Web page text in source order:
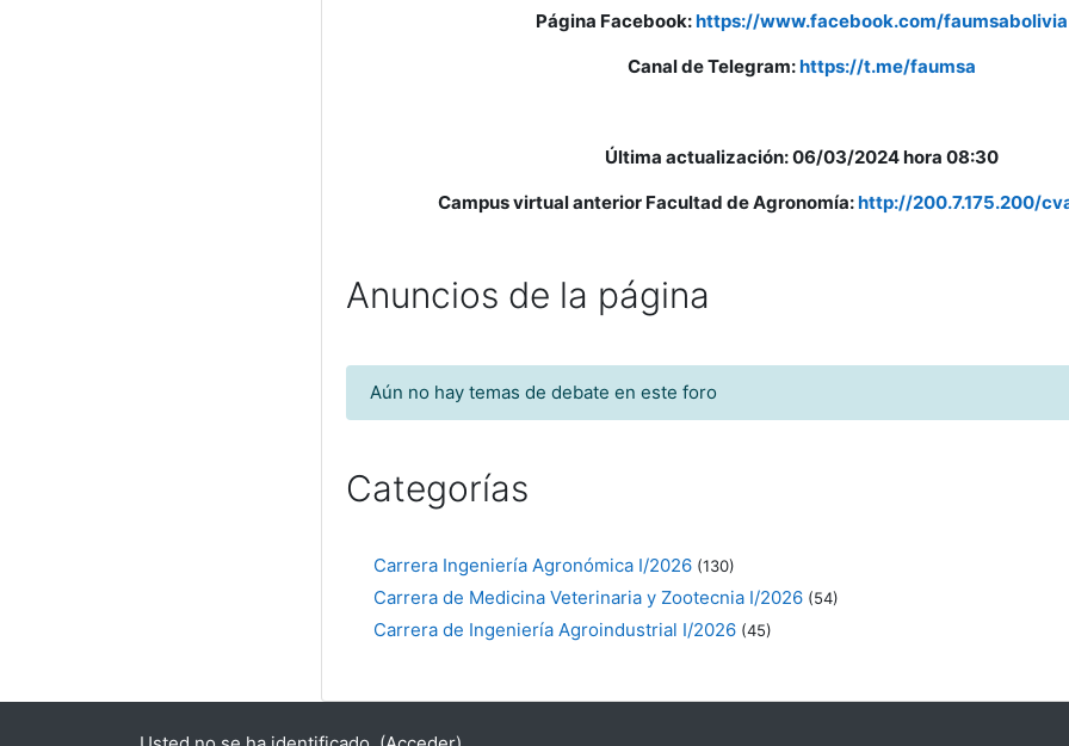
Página Facebook:https://www.facebook.com/faumsabolivia
Canal de Telegram:https://t.me/faumsa
Última actualización: 06/03/2024 hora 08:30
Campus virtual anterior Facultad de Agronomía:http://200.7.175.200/
Anuncios de la página
Aún no hay temas de debate en este foro
Categorías
Carrera Ingeniería Agronómica I/2026(130)
Carrera de Medicina Veterinaria y Zootecnia I/2026(54)
Carrera de Ingeniería Agroindustrial I/2026(45)